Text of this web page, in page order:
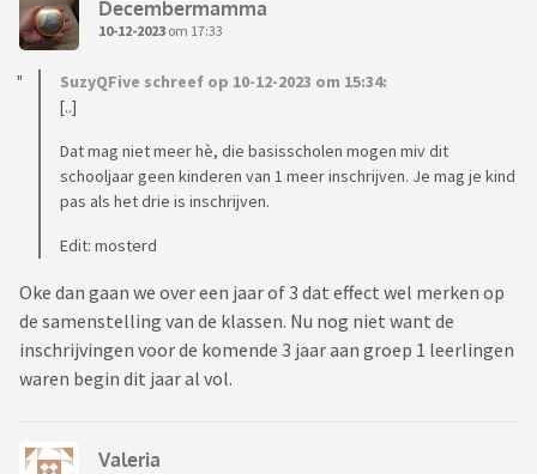
Decembermamma
10-12-2023 om 17:33
SuzyQFive schreef op 10-12-2023 om 15:34:
[..]
Dat mag niet meer hè, die basisscholen mogen miv dit
schooljaar geen kinderen van 1 meer inschrijven. Je mag je kind
pas als het drie is inschrijven.
Edit: mosterd
Oke dan gaan we over een jaar of 3 dat effect wel merken op
de samenstelling van de klassen. Nu nog niet want de
inschrijvingen voor de komende 3 jaar aan groep 1 leerlingen
waren begin dit jaar al vol.
Valeria